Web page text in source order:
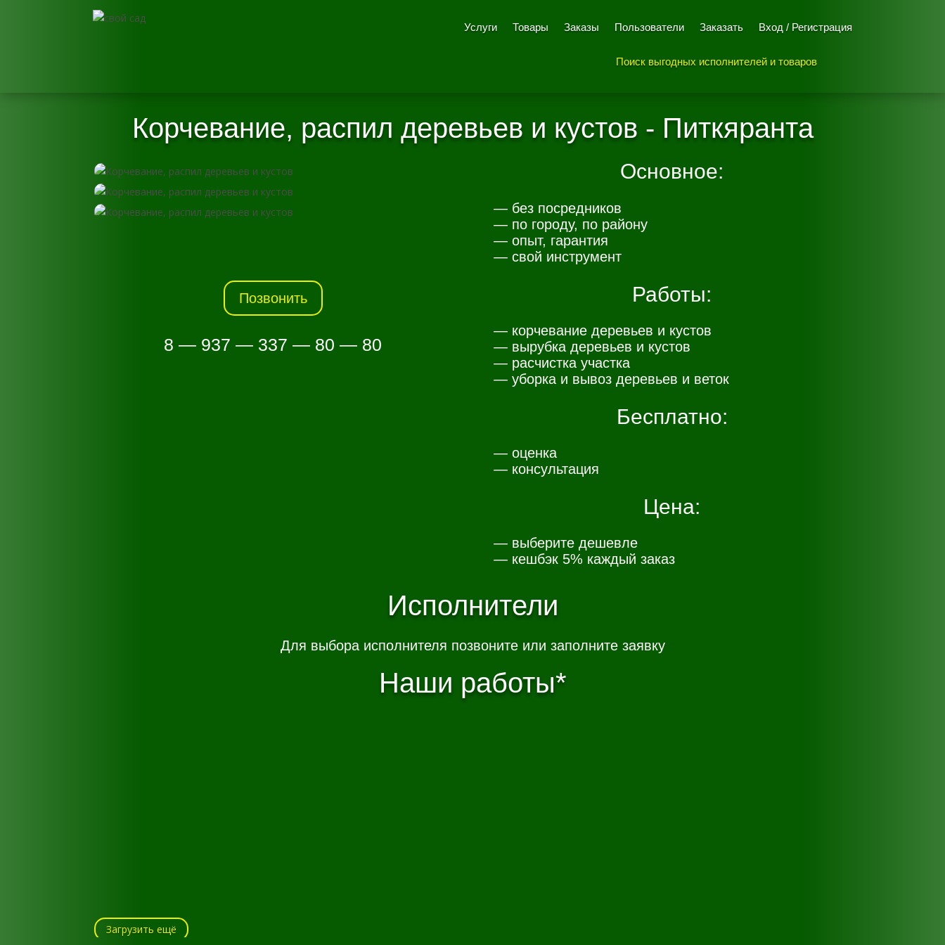
Услуги Товары Заказы Пользователи Заказать Вход / Регистрация
Поиск выгодных исполнителей и товаров
Корчевание, распил деревьев и кустов - Питкяранта
Позвонить
8 — 937 — 337 — 80 — 80
Основное:
— без посредников
— по городу, по району
— опыт, гарантия
— свой инструмент
Работы:
— корчевание деревьев и кустов
— вырубка деревьев и кустов
— расчистка участка
— уборка и вывоз деревьев и веток
Бесплатно:
— оценка
— консультация
Цена:
— выберите дешевле
— кешбэк 5% каждый заказ
Исполнители
Для выбора исполнителя позвоните или заполните заявку
Наши работы*
Загрузить ещё